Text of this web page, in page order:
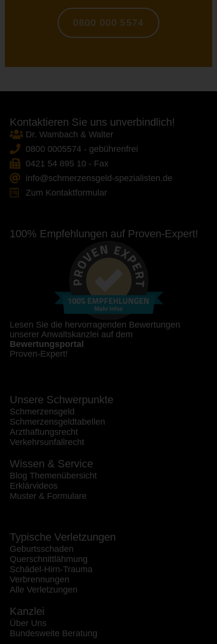
0800 000 5574
Kontaktieren Sie uns unverbindlich!
Dr. Wambach & Walter
0800 0005574 - gebührenfrei
0421 54 895 10 - Fax
info@schmerzensgeld-spezialisten.de
Zum Kontaktformular
100% Empfehlungen auf Proven-Expert!
Lesen Sie die hervorragenden Bewertungen
unserer Anwaltskanzlei auf dem
Bewertungsportal
Proven-Expert!
Unsere Schwerpunkte
Schmerzensgeld
Schmerzensgeldtabellen
Arzthaftungsrecht
Verkehrsunfallrecht
Wissen & Service
Blog Themenübersicht
Erklärvideos
Muster & Formulare
Typische Verletzungen
Geburtsschaden
Querschnittlähmung
Schädel-Hirn-Trauma
Verbrennungen
Alle Verletzungen
Kanzlei
Über Uns
Bundesweite Beratung